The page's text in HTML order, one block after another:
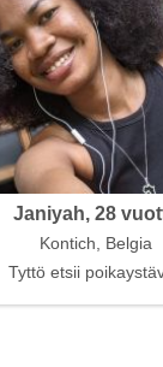
Janiyah, 28
Kontich, Belgia
Tyttö etsii